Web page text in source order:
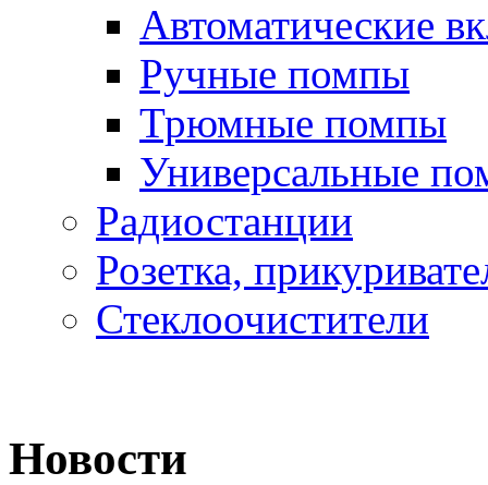
Автоматические
Ручные помпы
Трюмные помпы
Универсальные
Радиостанции
Розетка,
Стеклоочистители
Новости